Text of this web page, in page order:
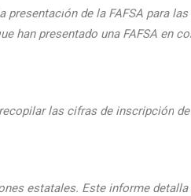
presentación de la FAFSA para
han presentado una FAFSA en
las cifras de inscripción
estatales. Este informe